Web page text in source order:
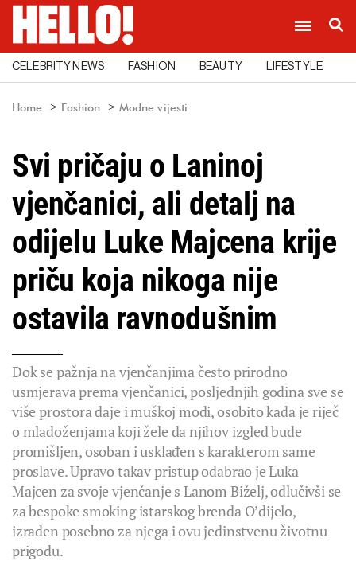
CELEBRITY NEWS FASHION BEAUTY LIFESTYLE
Home Fashion Modne vijesti
Svi pričaju o Laninoj
vjenčanici, ali detalj na
odijelu Luke Majcena krije
priču koja nikoga nije
ostavila ravnodušnim
Dok se pažnja na vjenčanjima često prirodno
usmjerava prema vjenčanici, posljednjih godina sve se
više prostora daje i muškoj modi, osobito kada je riječ
o mladoženjama koji žele da njihov izgled bude
promišljen, osoban i usklađen s karakterom same
proslave. Upravo takav pristup odabrao je Luka
Majcen za svoje vjenčanje s Lanom Biželj, odlučivši se
za bespoke smoking istarskog brenda O’dijelo,
izrađen posebno za njega i ovu jedinstvenu životnu
prigodu.